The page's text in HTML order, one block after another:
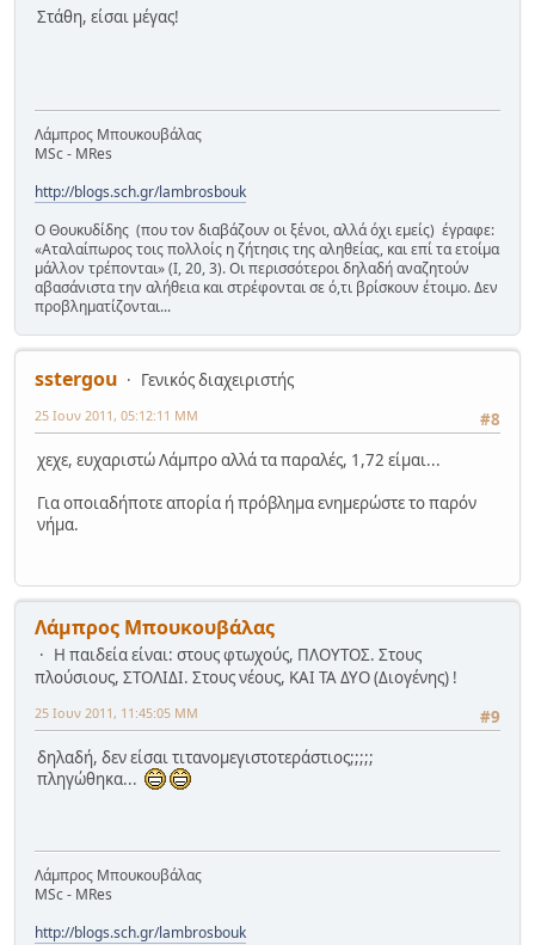
Στάθη, είσαι μέγας!
Λάμπρος Μπουκουβάλας
MSc - MRes
http://blogs.sch.gr/lambrosbouk
Ο Θουκυδίδης (που τον διαβάζουν οι ξένοι, αλλά όχι εμείς) έγραφε:
«Αταλαίπωρος τοις πολλοίς η ζήτησις της αληθείας, και επί τα ετοίμα
μάλλον τρέπονται» (Ι, 20, 3). Οι περισσότεροι δηλαδή αναζητούν
αβασάνιστα την αλήθεια και στρέφονται σε ό,τι βρίσκουν έτοιμο. Δεν
προβληματίζονται...
sstergou
Γενικός διαχειριστής
#8
25 Ιουν 2011, 05:12:11 ΜΜ
χεχε, ευχαριστώ Λάμπρο αλλά τα παραλές, 1,72 είμαι...
Για οποιαδήποτε απορία ή πρόβλημα ενημερώστε το παρόν
νήμα.
Λάμπρος Μπουκουβάλας
Η παιδεία είναι: στους φτωχούς, ΠΛΟΥΤΟΣ. Στους
πλούσιους, ΣΤΟΛΙΔΙ. Στους νέους, ΚΑΙ ΤΑ ΔΥΟ (Διογένης) !
#9
25 Ιουν 2011, 11:45:05 ΜΜ
δηλαδή, δεν είσαι τιτανομεγιστοτεράστιος;;;;;
πληγώθηκα...
Λάμπρος Μπουκουβάλας
MSc - MRes
http://blogs.sch.gr/lambrosbouk